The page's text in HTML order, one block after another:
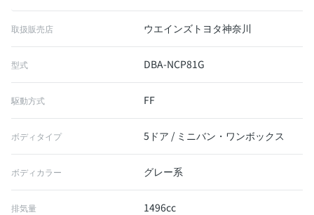
取扱販売店 ウエインズトヨタ神奈川
型式 DBA-NCP81G
駆動方式 FF
ボディタイプ 5ドア / ミニバン・ワンボックス
ボディカラー グレー系
排気量 1496cc